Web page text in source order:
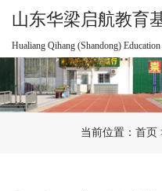
山东华梁启航教育
Hualiang Qihang (Shandong)
当前位置： 首页